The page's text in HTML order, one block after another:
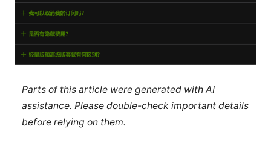
Parts of this article were generated with AI
assistance. Please double-check important details
before relying on them.